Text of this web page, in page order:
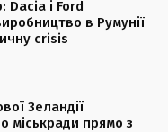
Dacia і Ford
в Румунії
crisis
Зеландії
міськради прямо з